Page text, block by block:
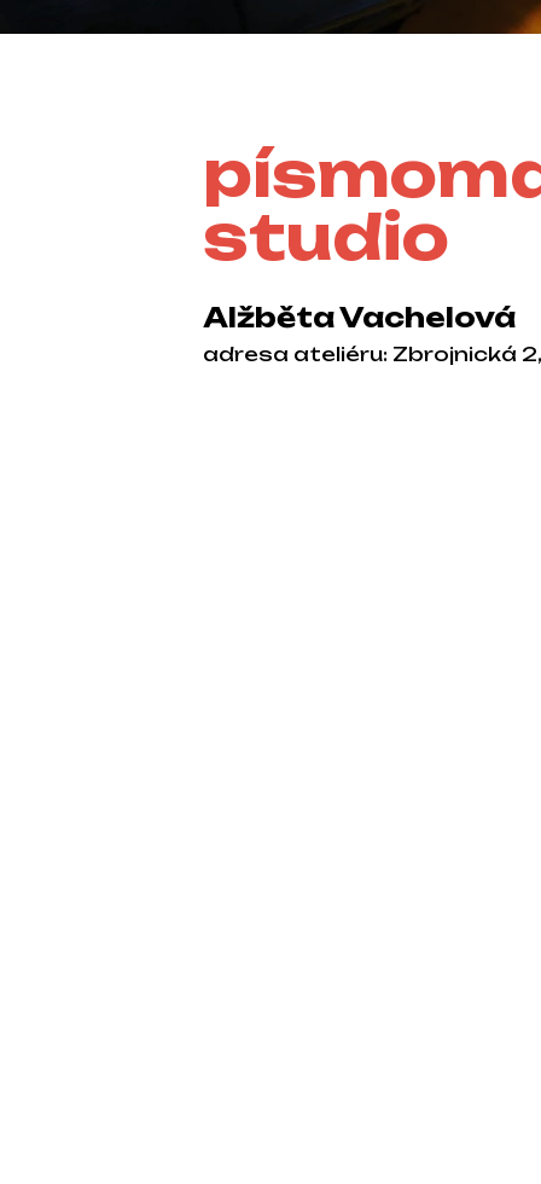
studio
Alžběta Vachelová
adresa ateliéru: Zbrojnická